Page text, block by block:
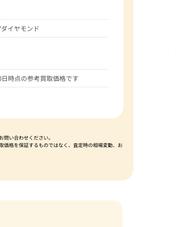
イヤモンド
時点の参考買取価格です
い合わせください。
価格を保証するものではなく、査定時の相場変動、お